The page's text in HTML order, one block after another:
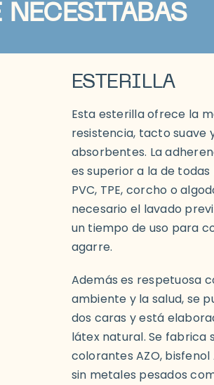
NECESITABAS
ESTERILLA
Esta esterilla ofrece la
resistencia, tacto suave
absorbentes. La
es superior a la de
PVC, TPE, corcho o
necesario el lavado
un tiempo de uso para
agarre.
Además es respetuosa
ambiente y la salud, se
dos caras y está
látex natural. Se fabrica
colorantes AZO,
sin metales pesados